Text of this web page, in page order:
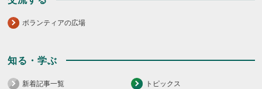
ボランティアの広場
知る・学ぶ
新着記事一覧 トピックス